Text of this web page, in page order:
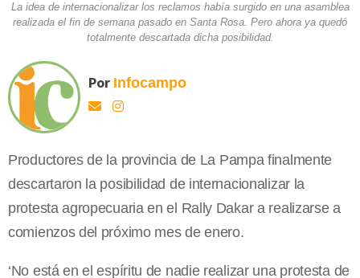
La idea de internacionalizar los reclamos había surgido en una asamblea
realizada el fin de semana pasado en Santa Rosa. Pero ahora ya quedó
totalmente descartada dicha posibilidad.
Por Infocampo
Productores de la provincia de La Pampafinalmente
descartaron la posibilidad de internacionalizar la
protesta agropecuaria en el Rally Dakar a realizarse a
comienzos del próximo mes de enero.
‘No está en el espíritu de nadie realizar una protesta de